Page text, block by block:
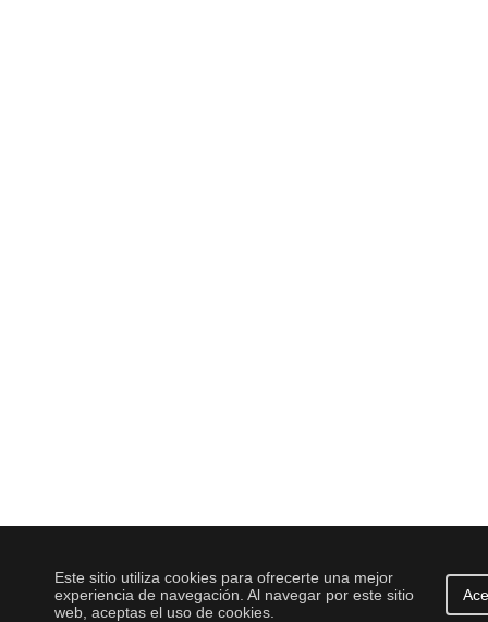
Este sitio utiliza cookies para ofrecerte una mejor
experiencia de navegación. Al navegar por este sitio
web, aceptas el uso de cookies.